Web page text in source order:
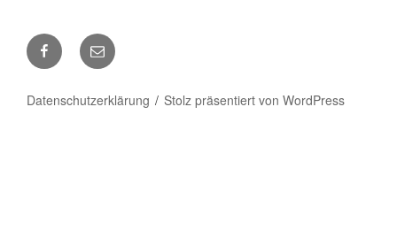
FacebookE-
Mail
Datenschutzerklärung Stolz präsentiert von WordPress